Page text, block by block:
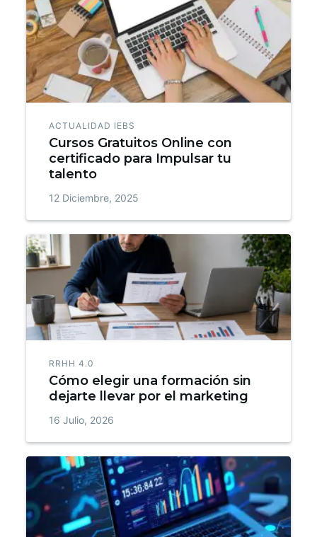
ACTUALIDAD IEBS
Cursos Gratuitos Online con
certificado para Impulsar tu
talento
12 Diciembre, 2025
RRHH 4.0
Cómo elegir una formación sin
dejarte llevar por el marketing
16 Julio, 2026